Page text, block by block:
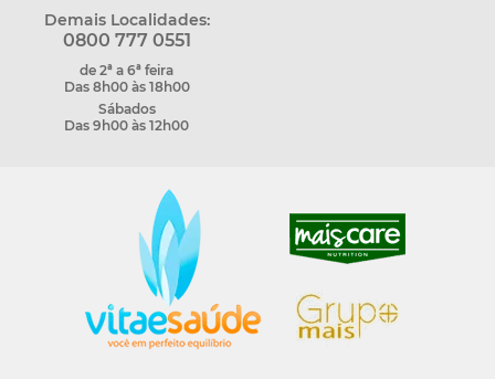
Demais Localidades:
0800 777 0551
de 2ª a 6ª feira
Das 8h00 às 18h00
Sábados
Das 9h00 às 12h00